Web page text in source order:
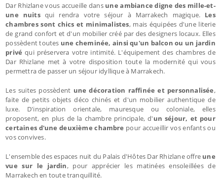
Dar Rhizlane vous accueille dans une ambiance digne des mille-et-
une nuitsqui rendra votre séjour à Marrakech magique. Les
chambres sont chics et minimalistes, mais équipées d'une literie
de grand confort et d'un mobilier créé par des designers locaux. Elles
possèdent toutes une cheminée, ainsi qu'un balcon ou un jardin
privéqui préservera votre intimité. L'équipement des chambres de
Dar Rhizlane met à votre disposition toute la modernité qui vous
permettra de passer un séjour idyllique à Marrakech.
Les suites possèdent une décoration raffinée et personnalisée,
faite de petits objets déco chinés et d'un mobilier authentique de
luxe. D'inspiration orientale, mauresque ou coloniale, elles
proposent, en plus de la chambre principale, d'un séjour, et pour
certaines d'une deuxième chambre pour accueillir vos enfants ou
vos convives.
L'ensemble des espaces nuit du Palais d'Hôtes Dar Rhizlane offre une
vue sur le jardin, pour apprécier les matinées ensoleillées de
Marrakech en toute tranquillité.